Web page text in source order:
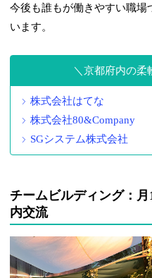
今後も誰もが働きやすい職場
います。
京都府内の柔
株式会社はてな
株式会社80&Company
SGシステム株式会社
チームビルディング：
内交流